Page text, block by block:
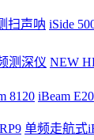
扫声呐 iSide
测深仪 NEW
8120 iBeam E20
单频走航式